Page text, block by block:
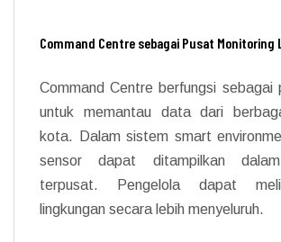
Command Centre sebagai Pusat Monitoring
Command Centre berfungsi sebagai
untuk memantau data dari
kota. Dalam sistem smart
sensor dapat ditampilkan
terpusat. Pengelola dapat
lingkungan secara lebih menyeluruh.